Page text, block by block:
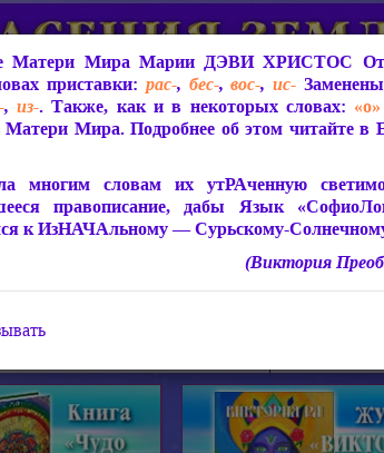
Матери Мира
Живое Слово
Статьи, Книги, Видео,
Матери Мира Марии ДЭВИ ХРИСТОС
приставки: рас-, бес-,вос-, ис-
,из-. Также, как и в некоторых словах: «о»
Мира. Подробнее об этом читайте в
многим словам их утРАченную
правописание, дабы Язык
к ИзНАЧАльному — Сурьскому-
(Виктория